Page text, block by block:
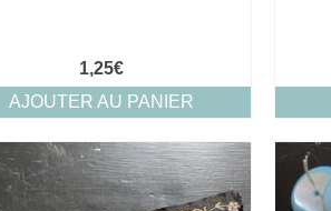
1,25€
AJOUTER AU PANIER